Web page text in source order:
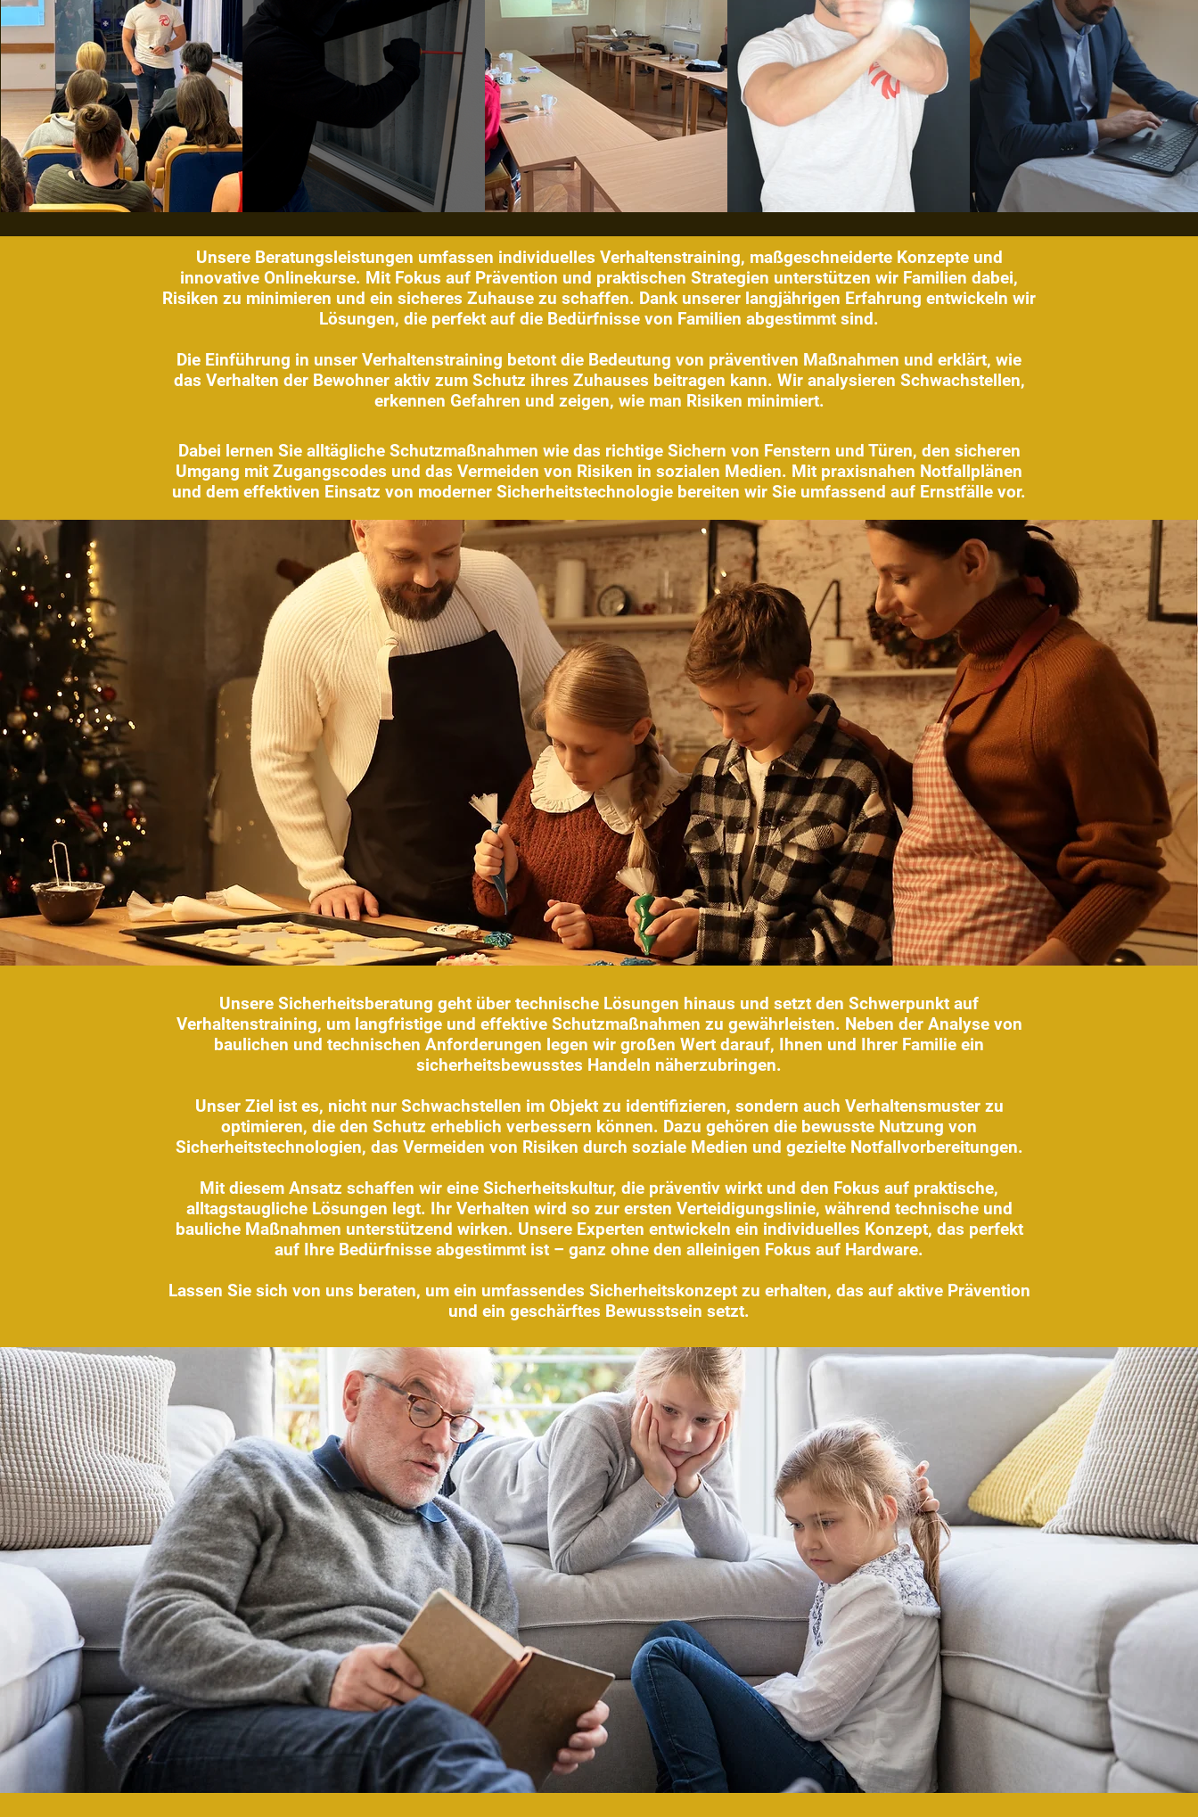
Unsere Beratungsleistungen umfassen individuelles Verhaltenstraining, maßgeschneiderte Konzepte und
innovative Onlinekurse. Mit Fokus auf Prävention und praktischen Strategien unterstützen wir Familien dabei,
Risiken zu minimieren und ein sicheres Zuhause zu schaffen. Dank unserer langjährigen Erfahrung entwickeln wir
Lösungen, die perfekt auf die Bedürfnisse von Familien abgestimmt sind.
Die Einführung in unser Verhaltenstraining betont die Bedeutung von präventiven Maßnahmen und erklärt, wie
das Verhalten der Bewohner aktiv zum Schutz ihres Zuhauses beitragen kann. Wir analysieren Schwachstellen,
erkennen Gefahren und zeigen, wie man Risiken minimiert.
Dabei lernen Sie alltägliche Schutzmaßnahmen wie das richtige Sichern von Fenstern und Türen, den sicheren
Umgang mit Zugangscodes und das Vermeiden von Risiken in sozialen Medien. Mit praxisnahen Notfallplänen
und dem effektiven Einsatz von moderner Sicherheitstechnologie bereiten wir Sie umfassend auf Ernstfälle vor.
Unsere Sicherheitsberatung geht über technische Lösungen hinaus und setzt den Schwerpunkt auf
Verhaltenstraining, um langfristige und effektive Schutzmaßnahmen zu gewährleisten. Neben der Analyse von
baulichen und technischen Anforderungen legen wir großen Wert darauf, Ihnen und Ihrer Familie ein
sicherheitsbewusstes Handeln näherzubringen.
Unser Ziel ist es, nicht nur Schwachstellen im Objekt zu identifizieren, sondern auch Verhaltensmuster zu
optimieren, die den Schutz erheblich verbessern können. Dazu gehören die bewusste Nutzung von
Sicherheitstechnologien, das Vermeiden von Risiken durch soziale Medien und gezielte Notfallvorbereitungen.
Mit diesem Ansatz schaffen wir eine Sicherheitskultur, die präventiv wirkt und den Fokus auf praktische,
alltagstaugliche Lösungen legt. Ihr Verhalten wird so zur ersten Verteidigungslinie, während technische und
bauliche Maßnahmen unterstützend wirken. Unsere Experten entwickeln ein individuelles Konzept, das perfekt
auf Ihre Bedürfnisse abgestimmt ist – ganz ohne den alleinigen Fokus auf Hardware.
Lassen Sie sich von uns beraten, um ein umfassendes Sicherheitskonzept zu erhalten, das auf aktive Prävention
und ein geschärftes Bewusstsein setzt.